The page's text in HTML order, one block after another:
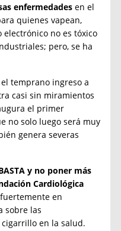
enfermedades en el
quienes vapean,
no es tóxico
pero, se ha
temprano ingreso a
casi sin miramientos
el primer
no solo luego será muy
genera severas
y no poner más
Cardiológica
en
sobre las
en la salud.